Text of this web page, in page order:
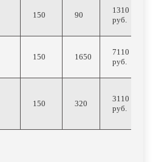
150 90
1310
руб.
150 1650
7110
руб.
150 320
3110
руб.